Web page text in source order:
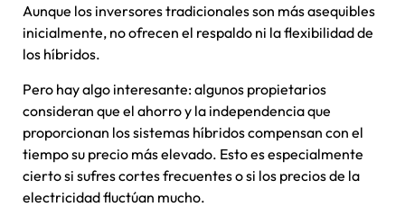
Aunque los inversores tradicionales son más asequibles
inicialmente, no ofrecen el respaldo ni la flexibilidad de
los híbridos.
Pero hay algo interesante: algunos propietarios
consideran que el ahorro y la independencia que
proporcionan los sistemas híbridos compensan con el
tiempo su precio más elevado. Esto es especialmente
cierto si sufres cortes frecuentes o si los precios de la
electricidad fluctúan mucho.